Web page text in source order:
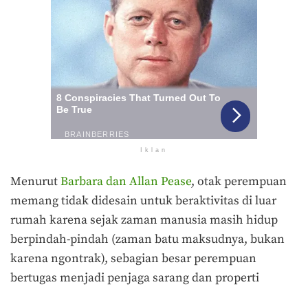
Iklan
MenurutBarbara dan Allan Pease, otak perempuan
memang tidak didesain untuk beraktivitas di luar
rumah karena sejak zaman manusia masih hidup
berpindah-pindah (zaman batu maksudnya, bukan
karena ngontrak), sebagian besar perempuan
bertugas menjadi penjaga sarang dan properti